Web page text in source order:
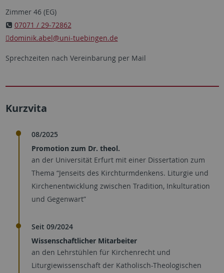
Zimmer 46 (EG)
07071 / 29-72862
dominik.abel@uni-tuebingen.de
Sprechzeiten nach Vereinbarung per Mail
Kurzvita
08/2025
Promotion zum Dr. theol.
an der Universität Erfurt mit einer Dissertation zum
Thema “Jenseits des Kirchturmdenkens. Liturgie und
Kirchenentwicklung zwischen Tradition, Inkulturation
und Gegenwart”
Seit 09/2024
Wissenschaftlicher Mitarbeiter
an den Lehrstühlen für Kirchenrecht und
Liturgiewissenschaft der Katholisch-Theologischen